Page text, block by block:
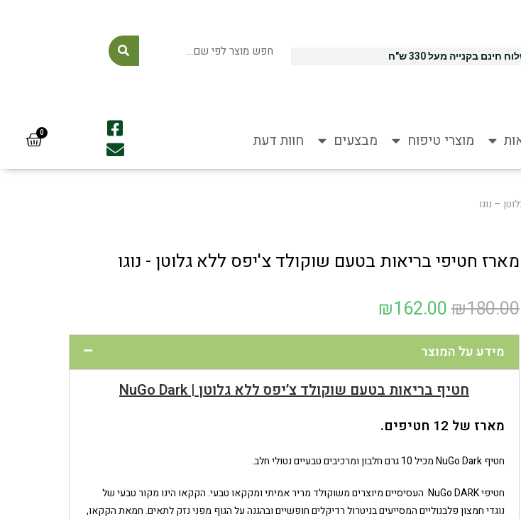
חינם בקנייה מעל 330 ש"ח
מוצרי טיפוח מבצעים חוות דעת
– נוגו
מארז חטיפי בריאות בטעם שוקולד צ'יפס ללא גלוטן - נוגו
₪180.00
₪162.00
מידע על המוצר
חטיף בריאות בטעם שוקולד צ’יפס ללא גלוטן | NuGo Dark
מארז של 12 חטיפים.
חטיף NuGo Dark מכיל 10 גרם חלבון ומרכיבים טבעיים נטולי חלב.
חטיפי NuGo DARK העסיסיים מיוצרים משוקולד מריר אמיתי ומקקאו טבעי. הקקאו הינו מקור טבעי של
נוגדי חמצון פלבנוליים המסייעים בניטרול רדיקלים חופשיים ובהגנה על הגוף מפני נזק לתאים. חמאת הקקאו,